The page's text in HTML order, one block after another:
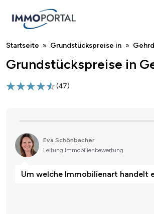
Breadcrumb
Startseite Grundstückspreise in
Grundstückspreise in
(47)